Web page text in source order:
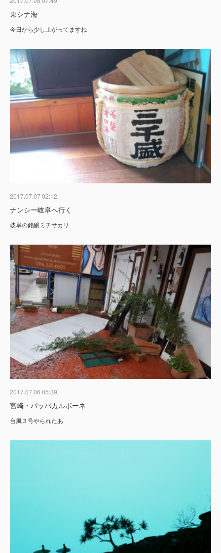
東シナ海
今日から少し上がってますね
2017.07.07 02:12
ナンシー岐阜へ行く
岐阜の銘醸ミチサカリ
2017.07.06 05:39
宮崎・パッパカルボーネ
台風３号やられたあ